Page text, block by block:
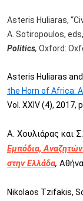
Asteris Huliaras,
A. Sotiropoulos, eds,
Politics, Oxford:
Asteris Huliaras
the Horn of Africa:
Vol. XXIV (4), 2017,
Α. Χουλιάρας και
Εμπόδια,
στην Ελλάδα,
Nikolaos Tzifakis,